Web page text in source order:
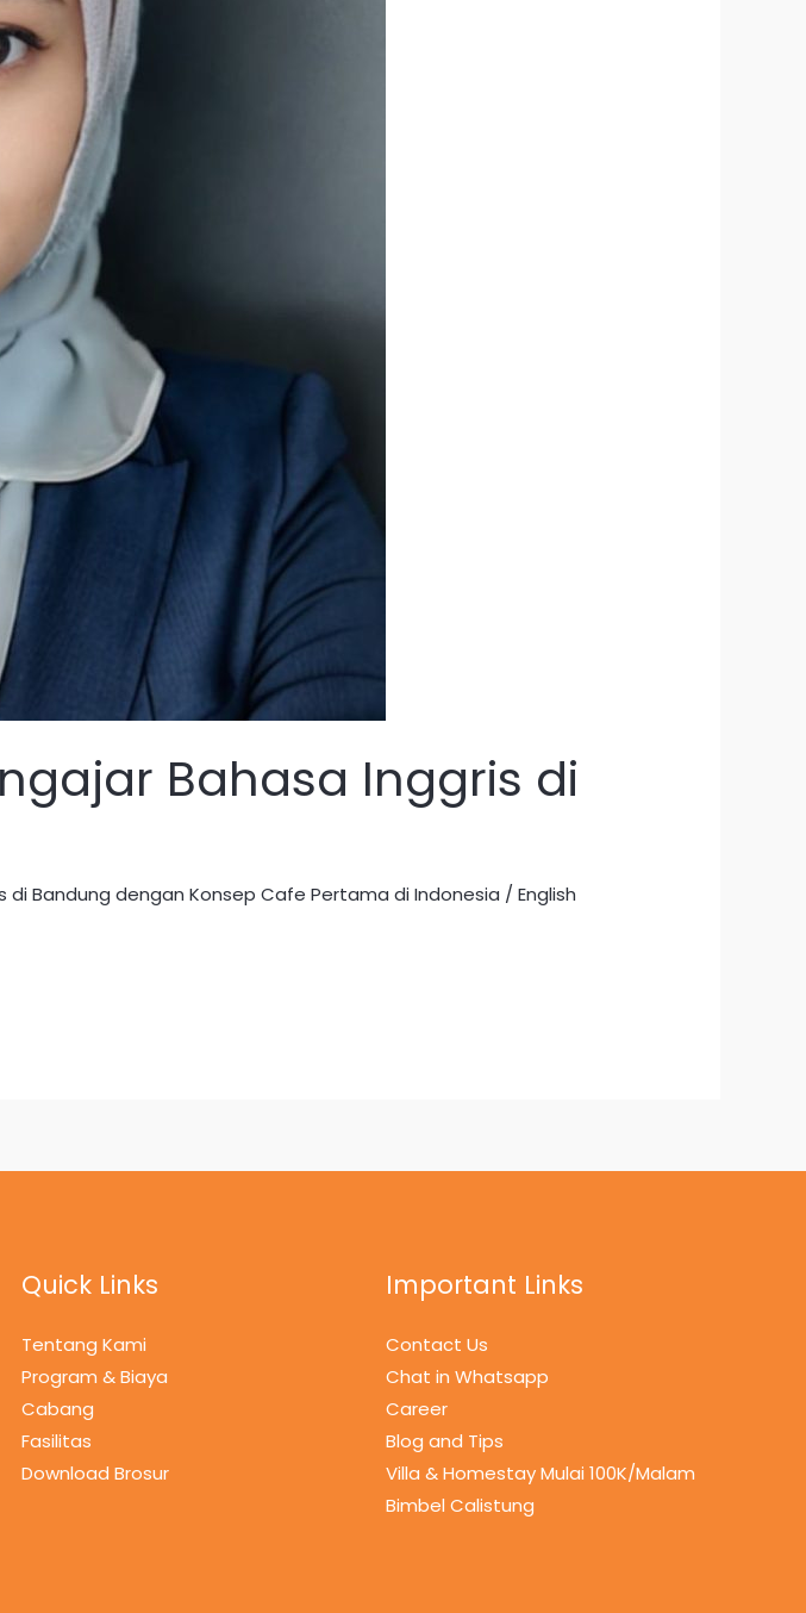
Bahasa Inggris di
di Bandung dengan Konsep Cafe Pertama di Indonesia /English
Quick Links
Tentang Kami
Program & Biaya
Cabang
Fasilitas
Download Brosur
Important Links
Contact Us
Chat in Whatsapp
Career
Blog and Tips
Villa & Homestay Mulai 100K/Malam
Bimbel Calistung